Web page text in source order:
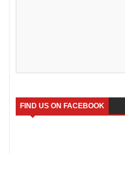
FIND US ON FACEBOOK